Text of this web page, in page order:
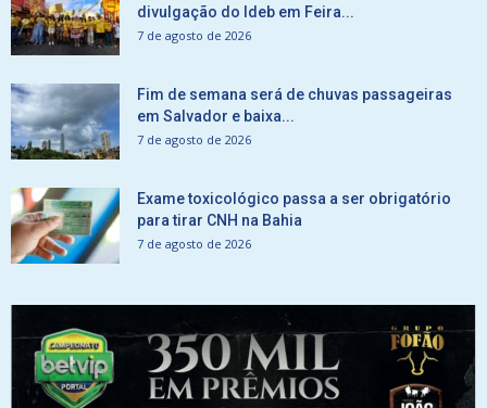
divulgação do Ideb em Feira...
7 de agosto de 2026
Fim de semana será de chuvas passageiras
em Salvador e baixa...
7 de agosto de 2026
Exame toxicológico passa a ser obrigatório
para tirar CNH na Bahia
7 de agosto de 2026